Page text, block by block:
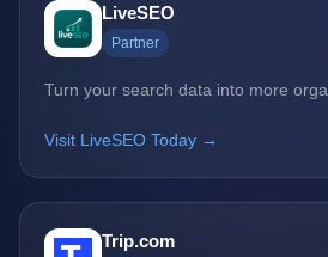
LiveSEO
Partner
Turn your search data into more
Visit LiveSEO Today →
Trip.com